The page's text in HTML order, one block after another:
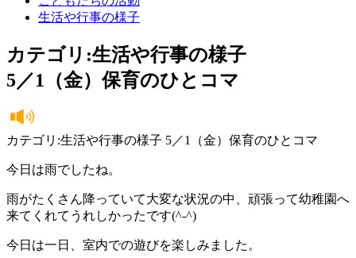
生活や行事の様子
カテゴリ:生活や行事の様子
5／1（金）保育のひとコマ
カテゴリ:生活や行事の様子 5／1（金）保育のひとコマ
今日は雨でしたね。
雨がたくさん降っていて大変な状況の中、頑張って幼稚園へ
来てくれてうれしかったです(^-^)
今日は一日、室内での遊びを楽しみました。